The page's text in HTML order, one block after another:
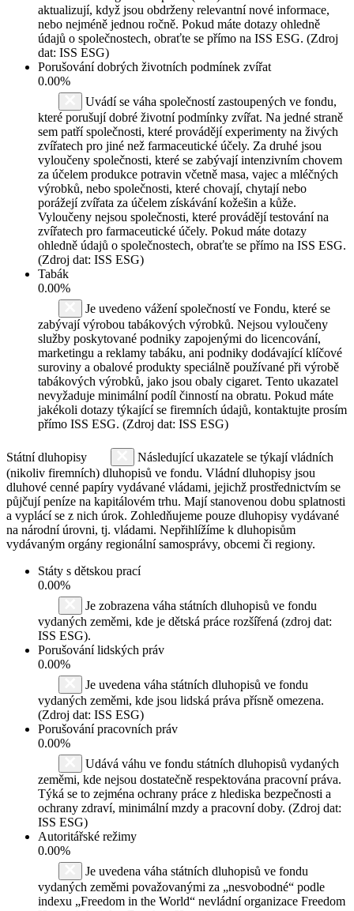
aktualizují, když jsou obdrženy relevantní nové informace,
nebo nejméně jednou ročně. Pokud máte dotazy ohledně
údajů o společnostech, obraťte se přímo na ISS ESG. (Zdroj
dat: ISS ESG)
Porušování dobrých životních podmínek zvířat
0.00%
Uvádí se váha společností zastoupených ve fondu,
které porušují dobré životní podmínky zvířat. Na jedné straně
sem patří společnosti, které provádějí experimenty na živých
zvířatech pro jiné než farmaceutické účely. Za druhé jsou
vyloučeny společnosti, které se zabývají intenzivním chovem
za účelem produkce potravin včetně masa, vajec a mléčných
výrobků, nebo společnosti, které chovají, chytají nebo
porážejí zvířata za účelem získávání kožešin a kůže.
Vyloučeny nejsou společnosti, které provádějí testování na
zvířatech pro farmaceutické účely. Pokud máte dotazy
ohledně údajů o společnostech, obraťte se přímo na ISS ESG.
(Zdroj dat: ISS ESG)
Tabák
0.00%
Je uvedeno vážení společností ve Fondu, které se
zabývají výrobou tabákových výrobků. Nejsou vyloučeny
služby poskytované podniky zapojenými do licencování,
marketingu a reklamy tabáku, ani podniky dodávající klíčové
suroviny a obalové produkty speciálně používané při výrobě
tabákových výrobků, jako jsou obaly cigaret. Tento ukazatel
nevyžaduje minimální podíl činností na obratu. Pokud máte
jakékoli dotazy týkající se firemních údajů, kontaktujte prosím
přímo ISS ESG. (Zdroj dat: ISS ESG)
Státní dluhopisy
Následující ukazatele se týkají vládních
(nikoliv firemních) dluhopisů ve fondu. Vládní dluhopisy jsou
dluhové cenné papíry vydávané vládami, jejichž prostřednictvím se
půjčují peníze na kapitálovém trhu. Mají stanovenou dobu splatnosti
a vyplácí se z nich úrok. Zohledňujeme pouze dluhopisy vydávané
na národní úrovni, tj. vládami. Nepřihlížíme k dluhopisům
vydávaným orgány regionální samosprávy, obcemi či regiony.
Státy s dětskou prací
0.00%
Je zobrazena váha státních dluhopisů ve fondu
vydaných zeměmi, kde je dětská práce rozšířená (zdroj dat:
ISS ESG).
Porušování lidských práv
0.00%
Je uvedena váha státních dluhopisů ve fondu
vydaných zeměmi, kde jsou lidská práva přísně omezena.
(Zdroj dat: ISS ESG)
Porušování pracovních práv
0.00%
Udává váhu ve fondu státních dluhopisů vydaných
zeměmi, kde nejsou dostatečně respektována pracovní práva.
Týká se to zejména ochrany práce z hlediska bezpečnosti a
ochrany zdraví, minimální mzdy a pracovní doby. (Zdroj dat:
ISS ESG)
Autoritářské režimy
0.00%
Je uvedena váha státních dluhopisů ve fondu
vydaných zeměmi považovanými za „nesvobodné“ podle
indexu „Freedom in the World“ nevládní organizace Freedom